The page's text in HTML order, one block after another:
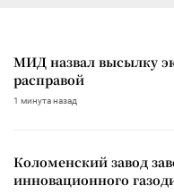
МИД назвал высылку
расправой
1 минута назад
Коломенский завод
инновационного